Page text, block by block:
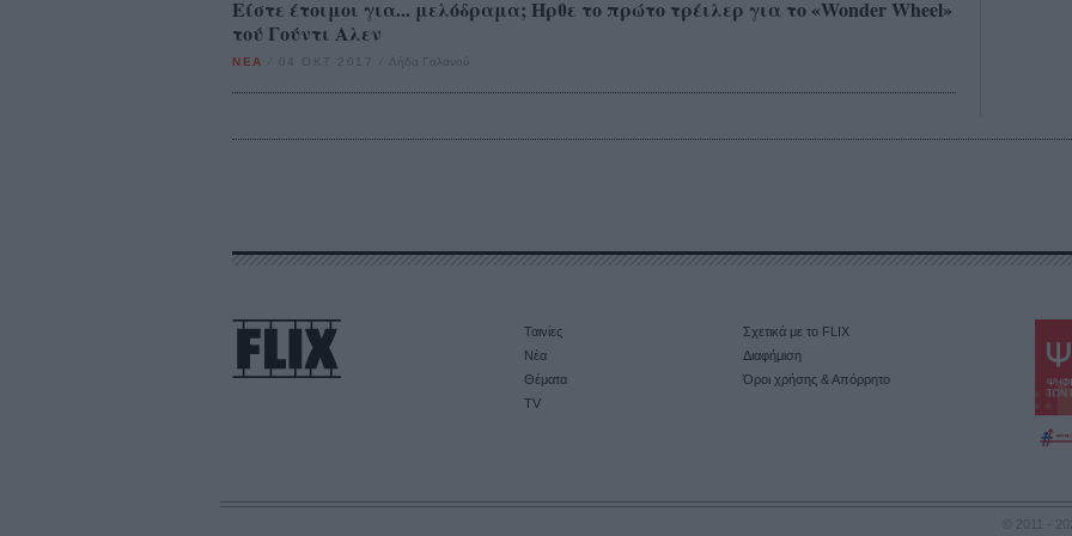
Είστε έτοιμοι για... μελόδραμα; Ηρθε το πρώτο τρέιλερ για το «Wonder Wheel»
τού Γούντι Αλεν
ΝΕΑ 04 ΟΚΤ 2017 Λήδα Γαλανού
Ταινίες
Νέα
Θέματα
TV
Σχετικά με το FLIX
Διαφήμιση
Όροι χρήσης & Απόρρητο